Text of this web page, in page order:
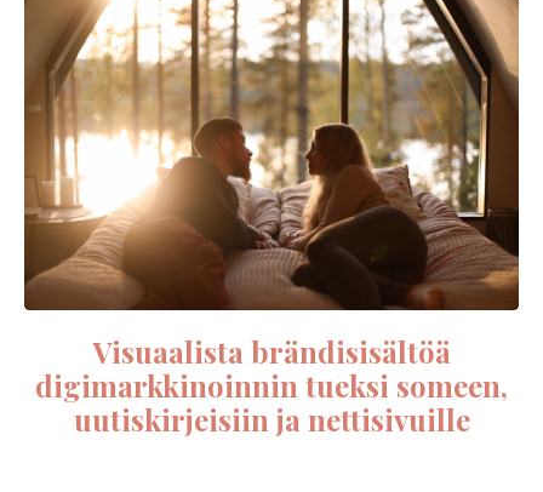
Visuaalista brändisisältöä
digimarkkinoinnin tueksi someen,
uutiskirjeisiin ja nettisivuille